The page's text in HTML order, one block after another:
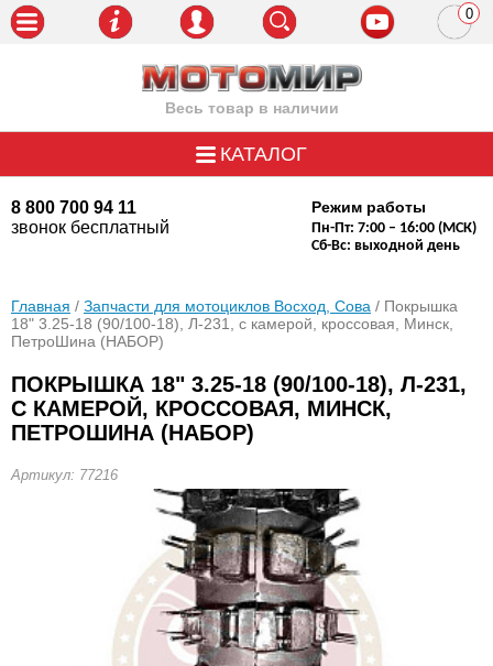
Весь товар в наличии
8 800 700 94 11
звонок бесплатный
Режим работы
Пн-Пт: 7:00 – 16:00 (МСК)
Сб-Вс: выходной день
0
КАТАЛОГ
Главная / Запчасти для мотоциклов Восход, Сова / Покрышка
18" 3.25-18 (90/100-18), Л-231, с камерой, кроссовая, Минск,
ПетроШина (НАБОР)
ПОКРЫШКА 18" 3.25-18 (90/100-18), Л-231,
С КАМЕРОЙ, КРОССОВАЯ, МИНСК,
ПЕТРОШИНА (НАБОР)
Артикул: 77216